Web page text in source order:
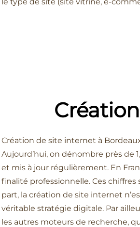
Création de site internet à
Aujourd’hui, on dénombre près de
et mis à jour régulièrement. En
finalité professionnelle. Ces chiffres
part, la création de site internet
véritable stratégie digitale. Par
les autres moteurs de recherche,